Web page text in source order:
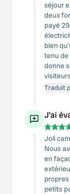
séjour
deux
payé
bien
tenu de
donne
Traduit
J'ai
Joli
Nous
en
petits